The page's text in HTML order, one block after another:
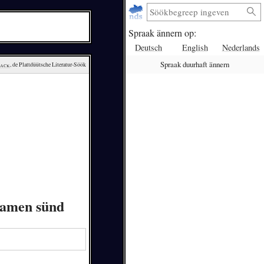
Spraak ännern op:
Deutsch English Nederlands
Spraak duurhaft ännern
, de Plattdüütsche Literatur-Söök
sünd